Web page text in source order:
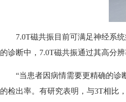
7.0T磁共振目前可满足神经系统
的诊断中，7.0T磁共振通过其高分
“当患者因病情需要更精确的诊断
的检出率。有研究表明，与3T相比